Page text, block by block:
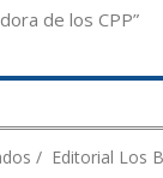
de los CPP”
/ Editorial Los